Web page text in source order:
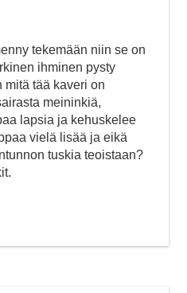
tekemään niin se on
ihminen pysty
tää kaveri on
meininkiä,
lapsia ja kehuskelee
vielä lisää ja eikä
tuskia teoistaan?